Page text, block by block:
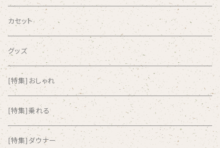
AIRCRAFT
airlie
AKUTAGAWA FANCLUB
ALKASILKA
all about paradise
カセット
グッズ
[特集]おしゃれ
[特集]乗れる
[特集]ダウナー